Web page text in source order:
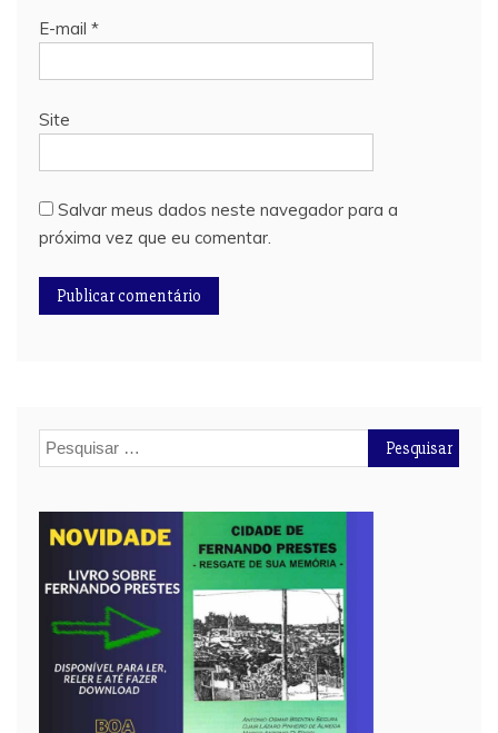
E-mail *
Site
Salvar meus dados neste navegador para a
próxima vez que eu comentar.
Pesquisar
por: